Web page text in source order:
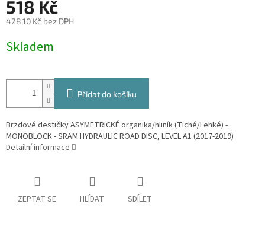
518 Kč
428,10 Kč bez DPH
cena:
Skladem
Přidat do košíku
Brzdové destičky ASYMETRICKÉ organika/hliník (Tiché/Lehké) -
MONOBLOCK - SRAM HYDRAULIC ROAD DISC, LEVEL A1 (2017-2019)
Detailní informace
ZEPTAT SE HLÍDAT SDÍLET